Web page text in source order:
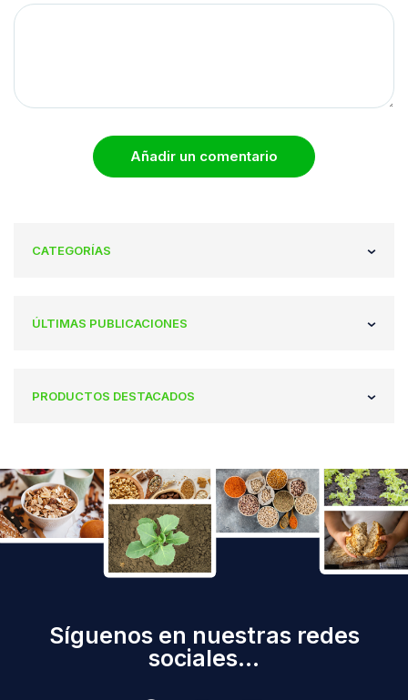
Añadir un comentario
CATEGORÍAS
ÚLTIMAS PUBLICACIONES
PRODUCTOS DESTACADOS
Síguenos en nuestras redes
sociales...